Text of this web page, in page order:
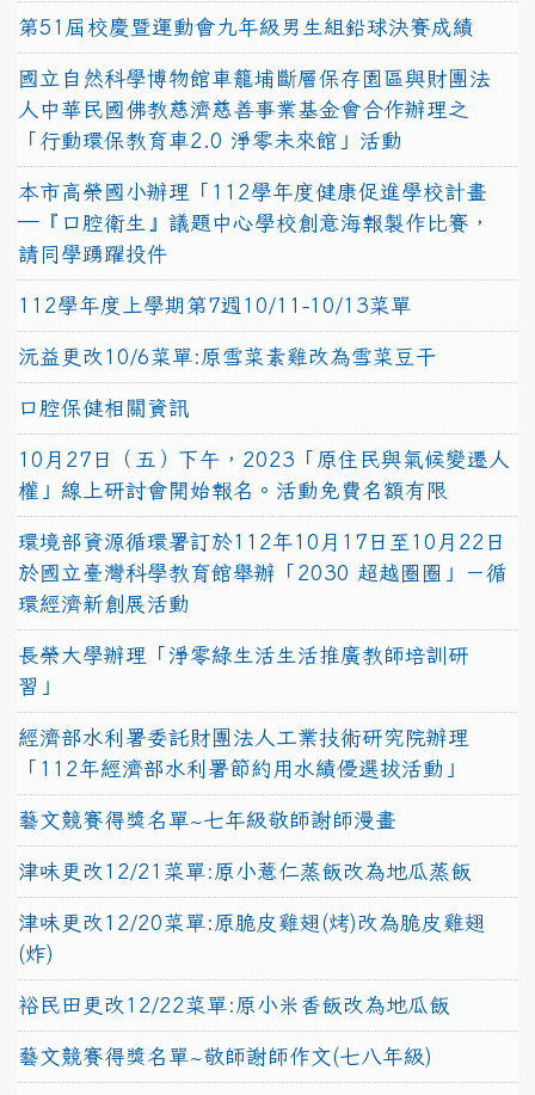
第51屆校慶暨運動會九年級男生組鉛球決賽成績
國立自然科學博物館車籠埔斷層保存園區與財團法
人中華民國佛教慈濟慈善事業基金會合作辦理之
「行動環保教育車2.0 淨零未來館」活動
本市高榮國小辦理「112學年度健康促進學校計畫
─『口腔衛生』議題中心學校創意海報製作比賽，
請同學踴躍投件
112學年度上學期第7週10/11-10/13菜單
沅益更改10/6菜單:原雪菜素雞改為雪菜豆干
口腔保健相關資訊
10月27日（五）下午，2023「原住民與氣候變遷人
權」線上研討會開始報名。活動免費名額有限
環境部資源循環署訂於112年10月17日至10月22日
於國立臺灣科學教育館舉辦「2030 超越圈圈」－循
環經濟新創展活動
長榮大學辦理「淨零綠生活生活推廣教師培訓研
習」
經濟部水利署委託財團法人工業技術研究院辦理
「112年經濟部水利署節約用水績優選拔活動」
藝文競賽得獎名單~七年級敬師謝師漫畫
津味更改12/21菜單:原小薏仁蒸飯改為地瓜蒸飯
津味更改12/20菜單:原脆皮雞翅(烤)改為脆皮雞翅
(炸)
裕民田更改12/22菜單:原小米香飯改為地瓜飯
藝文競賽得獎名單~敬師謝師作文(七八年級)